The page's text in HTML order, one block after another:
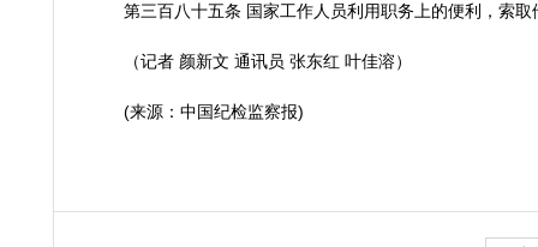
第三百八十五条 国家工作人员利用职务上的便利，索
（记者 颜新文 通讯员 张东红 叶佳溶）
(来源：中国纪检监察报)